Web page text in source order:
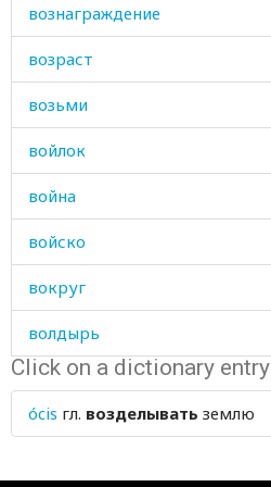
вознаграждение
возраст
возьми
войлок
война
войско
вокруг
волдырь
волк
волна
Click on a dictionary entry
ócis гл. возделывать землю